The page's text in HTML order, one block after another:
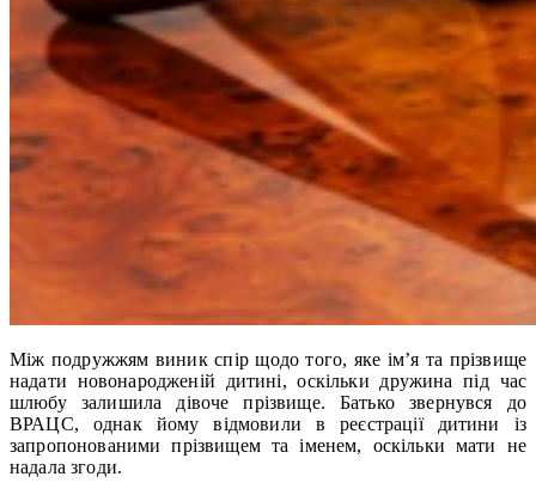
Між подружжям виник спір щодо того, яке ім’я та прізвище
надати новонародженій дитині, оскільки дружина під час
шлюбу залишила дівоче прізвище. Батько звернувся до
ВРАЦС, однак йому відмовили в реєстрації дитини із
запропонованими прізвищем та іменем, оскільки мати не
надала згоди.